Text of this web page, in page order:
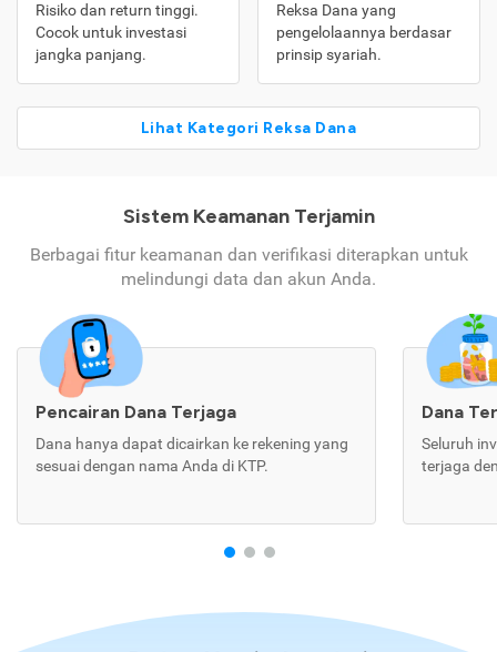
Risiko dan return tinggi.
Cocok untuk investasi
jangka panjang.
Reksa Dana yang
pengelolaannya berdasar
prinsip syariah.
Lihat Kategori Reksa Dana
Sistem Keamanan Terjamin
Berbagai fitur keamanan dan verifikasi diterapkan untuk
melindungi data dan akun Anda.
Pencairan Dana Terjaga
Dana hanya dapat dicairkan ke rekening yang
sesuai dengan nama Anda di KTP.
Dana
Seluruh
terjaga